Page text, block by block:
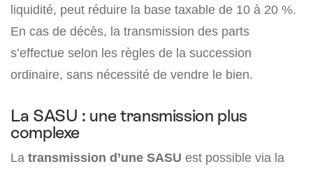
liquidité, peut réduire la base taxable de 10 à 20 %.
En cas de décès, la transmission des parts
s’effectue selon les règles de la succession
ordinaire, sans nécessité de vendre le bien.
La SASU : une transmission plus
complexe
La transmission d’une SASU est possible via la